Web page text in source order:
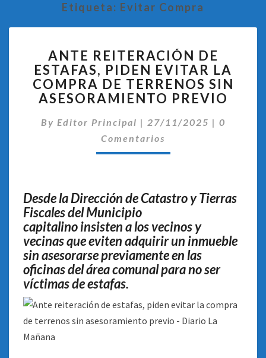
Etiqueta: Evitar Compra
REITERACIÓN
DE
ESTAFAS,
PIDEN
LA
COMPRA
PREVIO
ANTE REITERACIÓN DE
ESTAFAS, PIDEN EVITAR LA
COMPRA DE TERRENOS SIN
ASESORAMIENTO PREVIO
By Editor Principal | 27/11/2025 | 0
Comentarios
Desde la Dirección de Catastro y Tierras
Fiscales del Municipio
capitalino insisten a los vecinos y
vecinas que eviten adquirir un inmueble
sin asesorarse previamente en las
oficinas del área comunal para no ser
víctimas de estafas.